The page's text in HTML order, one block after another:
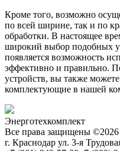
Кроме того, возможно
по всей ширине, так и по
обработки. В настоящее
широкий выбор подобных
появляется возможность
эффективно и правильно.
устройств, вы также
комплектующие в нашей
Энерготехкомплект
Все права защищены ©2026
г. Краснодар ул. 3-я